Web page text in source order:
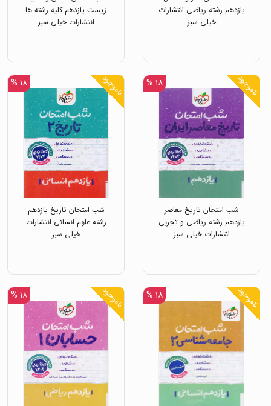
یازدهم رشته ریاضی انتشارات
خیلی سبز
زیست یازدهم کلیه رشته ها
انتشارات خیلی سبز
ناموجود ۱۸ %
شب امتحان تاریخ معاصر
یازدهم رشته ریاضی و تجربی
انتشارات خیلی سبز
ناموجود ۱۸ %
شب امتحان تاریخ یازدهم
رشته علوم انسانی انتشارات
خیلی سبز
ناموجود ۱۸ % ناموجود ۱۸ %